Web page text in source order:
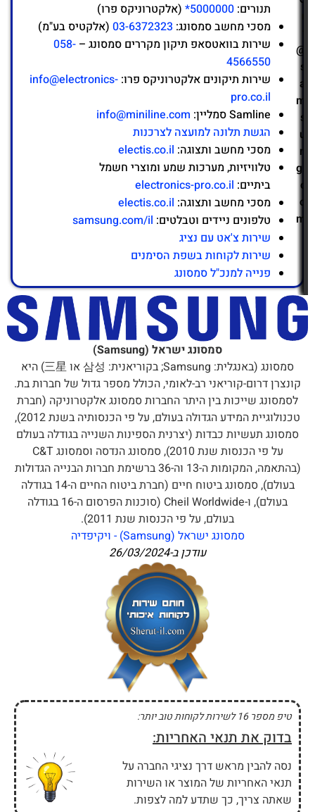
סמסונג ישראל (Samsung)
סמסונג (באנגלית: Samsung; בקוריאנית: 삼성 או 三星) היא
קונצרן דרום-קוריאני רב-לאומי, הכולל מספר גדול של חברות בת.
לסמסונג שייכות בין היתר החברות סמסונג אלקטרוניקה (חברת
טכנולוגיית המידע הגדולה בעולם, על פי הכנסותיה בשנת 2012),
סמסונג תעשיות כבדות (יצרנית הספינות השנייה בגודלה בעולם
על פי הכנסות שנת 2010), סמסונג הנדסה וסמסונג C&T
(בהתאמה, המקומות ה-13 וה-36 ברשימת חברות הבנייה הגדולות
בעולם), סמסונג ביטוח חיים (חברת ביטוח החיים ה-14 בגודלה
בעולם), ו-Cheil Worldwide (סוכנות הפרסום ה-16 בגודלה
בעולם, על פי הכנסות שנת 2011).
סמסונג ישראל (Samsung) - ויקיפדיה
עודכן ב-26/03/2024
טיפ מספר 16 לשירות לקוחות טוב יותר:
בדוק את תנאי האחריות:
נסה להבין מראש דרך נציגי החברה על
תנאי האחריות של המוצר או השירות
שאתה צריך, כך שתדע למה לצפות.
@
s
a
m
s
u
n
g.
c
o
m
תנורים: 5000000* (אלקטרוניקס פרו)
מסכי מחשב סמסונג: 03-6372323 (אלקטיס בע"מ)
שירות בוואטסאפ תיקון מקררים סמסונג – 058-
4566550
שירות תיקונים אלקטרוניקס פרו: info@electronics-
pro.co.il
Samline סמליין:
info@miniline.com
הגשת תלונה למועצה לצרכנות
מסכי מחשב ותצוגה: electis.co.il
טלוויזיות, מערכות שמע ומוצרי חשמל
ביתיים: electronics-pro.co.il
מסכי מחשב ותצוגה: electis.co.il
טלפונים ניידים וטבלטים: samsung.com/il
שירות צ'אט עם נציג
שירות לקוחות בשפת הסימנים
פנייה למנכ"ל סמסונג